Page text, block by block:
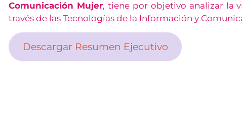
Comunicación Mujer, tiene por objetivo analizar la
través de las Tecnologías de la Información y
Descargar Resumen Ejecutivo